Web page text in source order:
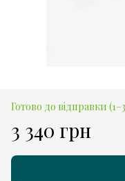
Готово до відправки
3 340 грн